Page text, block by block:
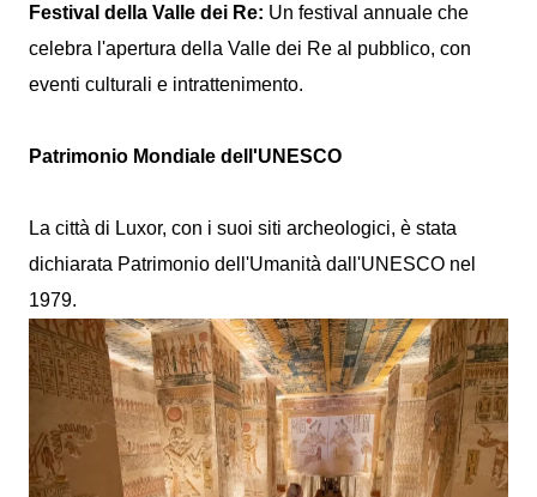
Festival della Valle dei Re: Un festival annuale che
celebra l'apertura della Valle dei Re al pubblico, con
eventi culturali e intrattenimento.
Patrimonio Mondiale dell'UNESCO
La città di Luxor, con i suoi siti archeologici, è stata
dichiarata Patrimonio dell'Umanità dall'UNESCO nel
1979.